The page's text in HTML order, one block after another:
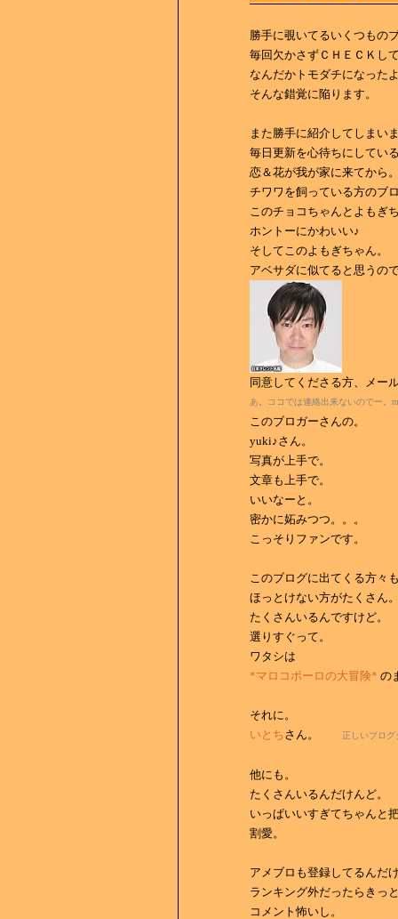
勝手に覗いてるいくつもの
毎回欠かさずＣＨＥＣＫし
なんだかトモダチになった
そんな錯覚に陥ります。
また勝手に紹介してしまい
毎日更新を心待ちにしてい
恋＆花が我が家に来てから
チワワを飼っている方のブ
このチョコちゃんとよもぎ
ホントーにかわいい♪
そしてこのよもぎちゃん。
アベサダに似てると思うの
同意してくださる方、メー
あ。ココでは連絡出来ないのでー。
このブロガーさんの。
yuki♪さん。
写真が上手で。
文章も上手で。
いいなーと。
密かに妬みつつ。。。
こっそりファンです。
このブログに出てくる方々
ほっとけない方がたくさん
たくさんいるんですけど。
選りすぐって。
ワタシは
*マロコポーロの大冒険* の
それに。
いとち さん。 正しいブログ
他にも。
たくさんいるんだけんど。
いっぱいいすぎてちゃんと
割愛。
アメブロも登録してるんだ
ランキング外だったらきっ
コメント怖いし。